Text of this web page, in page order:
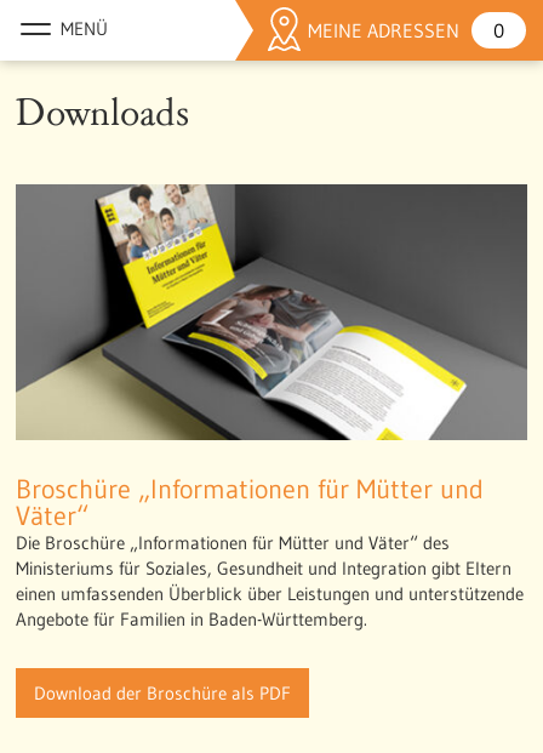
MEINE ADRESSEN 0
Downloads
Broschüre „Informationen für Mütter und
Väter“
Die Broschüre „Informationen für Mütter und Väter“ des
Ministeriums für Soziales, Gesundheit und Integration gibt Eltern
einen umfassenden Überblick über Leistungen und unterstützende
Angebote für Familien in Baden-Württemberg.
Download der Broschüre als PDF